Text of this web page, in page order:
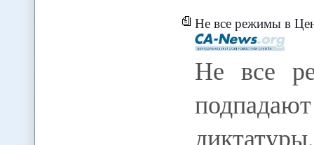
Не все режимы в Центральной Азии подпадают
Не все